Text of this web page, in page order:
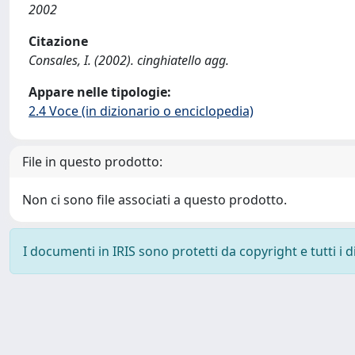
2002
Citazione
Consales, I. (2002). cinghiatello agg.
Appare nelle tipologie:
2.4 Voce (in dizionario o enciclopedia)
File in questo prodotto:
Non ci sono file associati a questo prodotto.
I documenti in IRIS sono protetti da copyright e tutti i